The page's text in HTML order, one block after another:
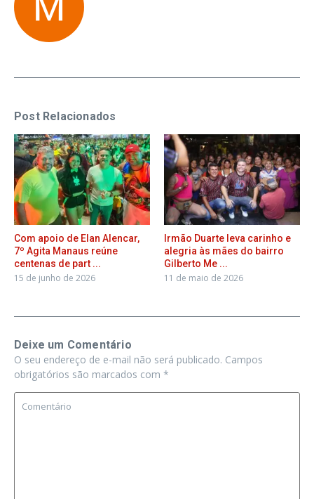
Post Relacionados
Com apoio de Elan Alencar,
7º Agita Manaus reúne
centenas de part ...
15 de junho de 2026
Irmão Duarte leva carinho e
alegria às mães do bairro
Gilberto Me ...
11 de maio de 2026
Deixe um Comentário
O seu endereço de e-mail não será publicado. Campos
obrigatórios são marcados com *